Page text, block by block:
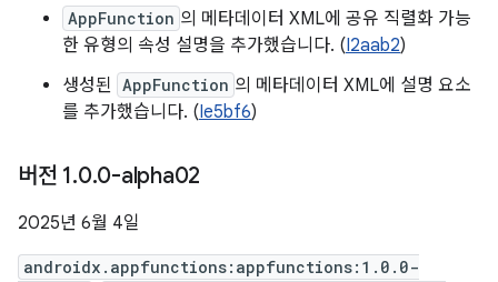
AppFunction 의 메타데이터 XML에 공유 직렬화 가능
한 유형의 속성 설명을 추가했습니다. (I2aab2)
생성된 AppFunction 의 메타데이터 XML에 설명 요소
를 추가했습니다. (Ie5bf6)
버전 1.0.0-alpha02
2025년 6월 4일
androidx.appfunctions:appfunctions:1.0.0-